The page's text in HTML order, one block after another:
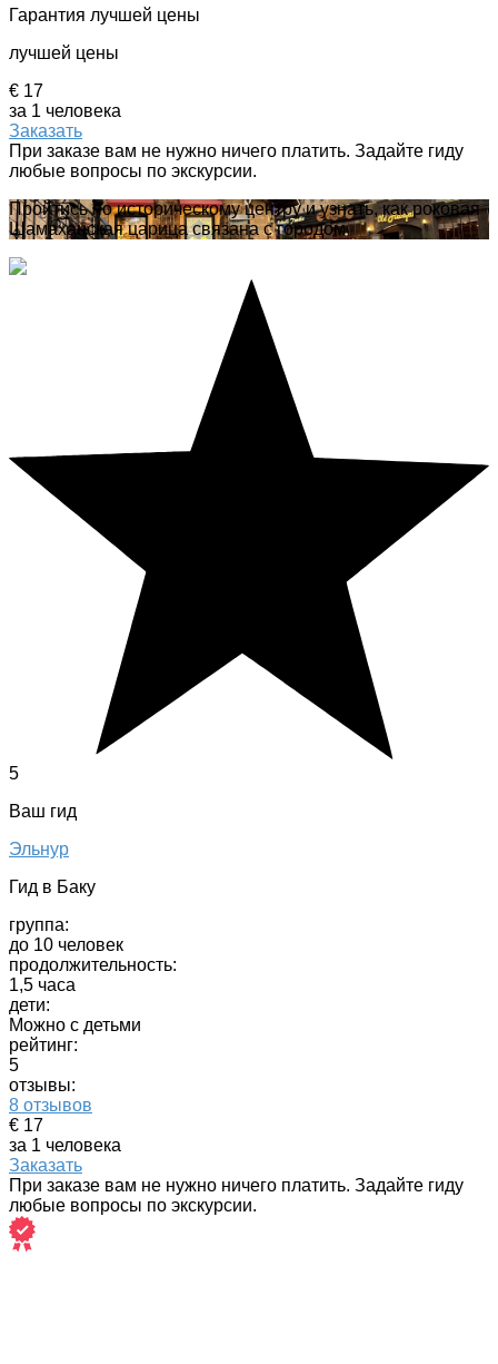
Гарантия лучшей цены
лучшей цены
€ 17
за 1 человека
Заказать
При заказе вам не нужно ничего платить. Задайте гиду
любые вопросы по экскурсии.
Пройтись по историческому центру и узнать, как роковая
Шамаханская царица связана с городом
5
Ваш гид
Эльнур
Гид в Баку
группа:
до 10 человек
продолжительность:
1,5 часа
дети:
Можно с детьми
рейтинг:
5
отзывы:
8 отзывов
€ 17
за 1 человека
Заказать
При заказе вам не нужно ничего платить. Задайте гиду
любые вопросы по экскурсии.